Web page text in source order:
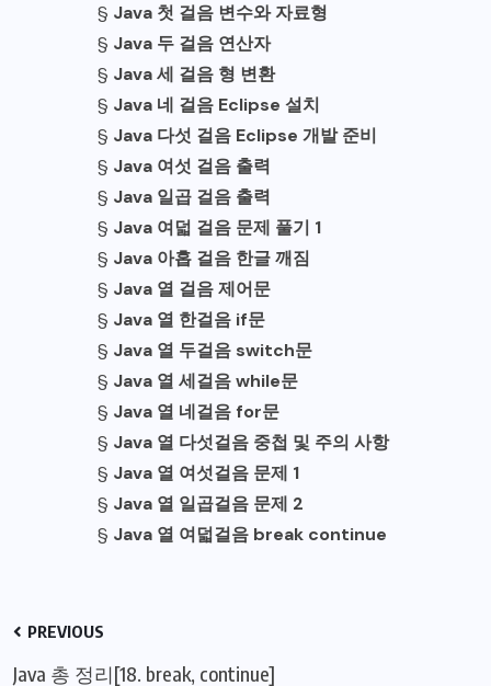
§ Java 첫 걸음 변수와 자료형
§ Java 두 걸음 연산자
§ Java 세 걸음 형 변환
§ Java 네 걸음 Eclipse 설치
§ Java 다섯 걸음 Eclipse 개발 준비
§ Java 여섯 걸음 출력
§ Java 일곱 걸음 출력
§ Java 여덟 걸음 문제 풀기 1
§ Java 아홉 걸음 한글 깨짐
§ Java 열 걸음 제어문
§ Java 열 한걸음 if문
§ Java 열 두걸음 switch문
§ Java 열 세걸음 while문
§ Java 열 네걸음 for문
§ Java 열 다섯걸음 중첩 및 주의 사항
§ Java 열 여섯걸음 문제 1
§ Java 열 일곱걸음 문제 2
§ Java 열 여덟걸음 break continue
PREVIOUS
Java 총 정리[18. break, continue]